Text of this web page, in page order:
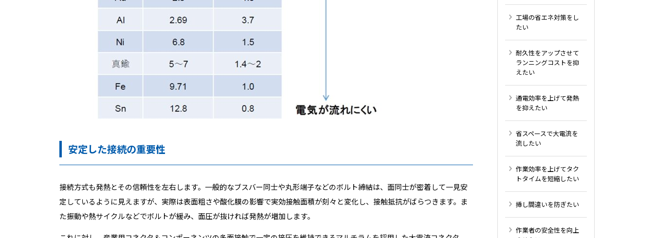
安定した接続の重要性
接続方式も発熱とその信頼性を左右します。一般的なブスバー同士や丸形端子などのボルト締結は、面同士が密着して一見安
定しているように見えますが、実際は表面粗さや酸化膜の影響で実効接触面積が刻々と変化し、接触抵抗がばらつきます。ま
た振動や熱サイクルなどでボルトが緩み、面圧が抜ければ発熱が増加します。
工場の省エネ対策をし
たい
耐久性をアップさせて
ランニングコストを抑
えたい
通電効率を上げて発熱
を抑えたい
省スペースで大電流を
流したい
作業効率を上げてタク
トタイムを短縮したい
挿し間違いを防ぎたい
作業者の安全性を向上